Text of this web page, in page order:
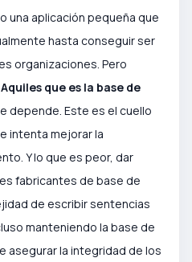
una aplicación pequeña que
hasta conseguir ser
organizaciones. Pero
que es la base de
depende. Este es el cuello
intenta mejorar la
Y lo que es peor, dar
fabricantes de base de
de escribir sentencias
manteniendo la base de
asegurar la integridad de los